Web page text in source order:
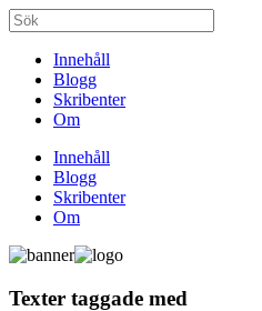
Innehåll
Blogg
Skribenter
Om
Innehåll
Blogg
Skribenter
Om
Texter taggade med